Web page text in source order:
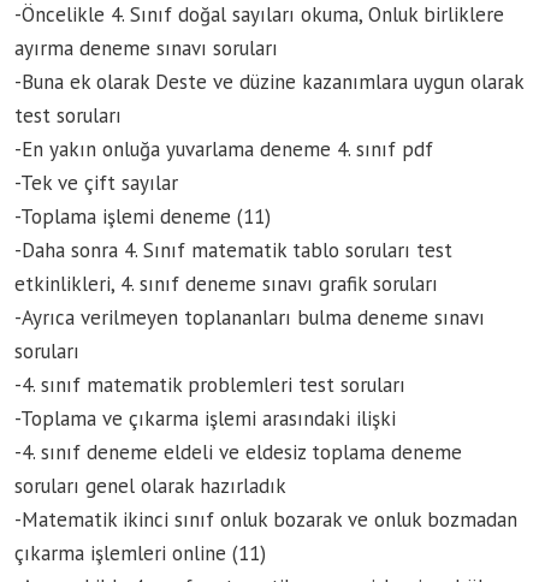
-Öncelikle 4. Sınıf doğal sayıları okuma, Onluk birliklere
ayırma deneme sınavı soruları
-Buna ek olarak Deste ve düzine kazanımlara uygun olarak
test soruları
-En yakın onluğa yuvarlama deneme 4. sınıf pdf
-Tek ve çift sayılar
-Toplama işlemi deneme (11)
-Daha sonra 4. Sınıf matematik tablo soruları test
etkinlikleri, 4. sınıf deneme sınavı grafik soruları
-Ayrıca verilmeyen toplananları bulma deneme sınavı
soruları
-4. sınıf matematik problemleri test soruları
-Toplama ve çıkarma işlemi arasındaki ilişki
-4. sınıf deneme eldeli ve eldesiz toplama deneme
soruları genel olarak hazırladık
-Matematik ikinci sınıf onluk bozarak ve onluk bozmadan
çıkarma işlemleri online (11)